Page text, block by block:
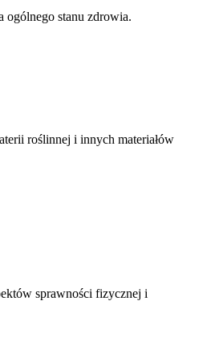
ogólnego stanu zdrowia.
roślinnej i innych materiałów
sprawności fizycznej i